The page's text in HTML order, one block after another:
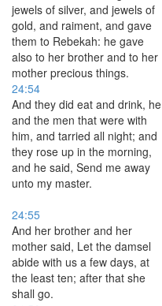
jewels of silver, and jewels of
gold, and raiment, and gave
them to Rebekah: he gave
also to her brother and to her
mother precious things.
24:54
And they did eat and drink, he
and the men that were with
him, and tarried all night; and
they rose up in the morning,
and he said, Send me away
unto my master.
24:55
And her brother and her
mother said, Let the damsel
abide with us a few days, at
the least ten; after that she
shall go.